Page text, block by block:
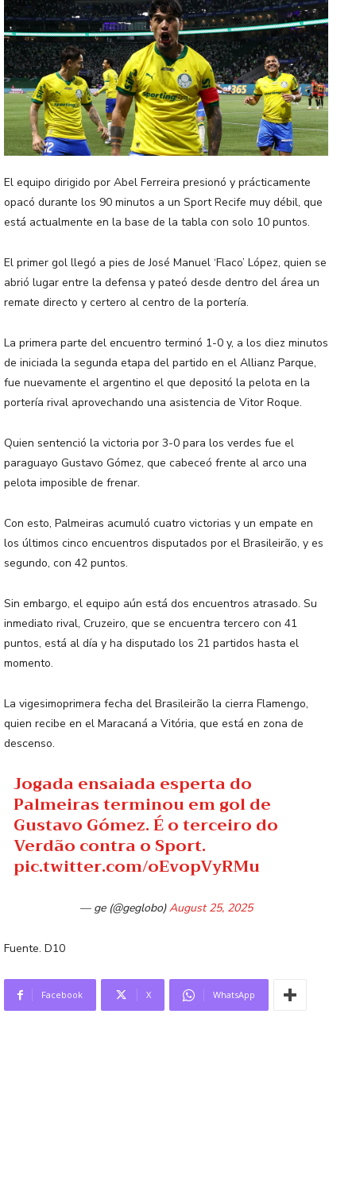
El equipo dirigido por Abel Ferreira presionó y prácticamente
opacó durante los 90 minutos a un Sport Recife muy débil, que
está actualmente en la base de la tabla con solo 10 puntos.
El primer gol llegó a pies de José Manuel ‘Flaco’ López, quien se
abrió lugar entre la defensa y pateó desde dentro del área un
remate directo y certero al centro de la portería.
La primera parte del encuentro terminó 1-0 y, a los diez minutos
de iniciada la segunda etapa del partido en el Allianz Parque,
fue nuevamente el argentino el que depositó la pelota en la
portería rival aprovechando una asistencia de Vitor Roque.
Quien sentenció la victoria por 3-0 para los verdes fue el
paraguayo Gustavo Gómez, que cabeceó frente al arco una
pelota imposible de frenar.
Con esto, Palmeiras acumuló cuatro victorias y un empate en
los últimos cinco encuentros disputados por el Brasileirão, y es
segundo, con 42 puntos.
Sin embargo, el equipo aún está dos encuentros atrasado. Su
inmediato rival, Cruzeiro, que se encuentra tercero con 41
puntos, está al día y ha disputado los 21 partidos hasta el
momento.
La vigesimoprimera fecha del Brasileirão la cierra Flamengo,
quien recibe en el Maracaná a Vitória, que está en zona de
descenso.
Jogada ensaiada esperta do
Palmeiras terminou em gol de
Gustavo Gómez. É o terceiro do
Verdão contra o Sport.
pic.twitter.com/oEvopVyRMu
— ge (@geglobo)August 25, 2025
Fuente. D10
Facebook X WhatsApp